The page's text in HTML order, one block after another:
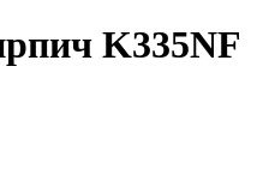
K335NF